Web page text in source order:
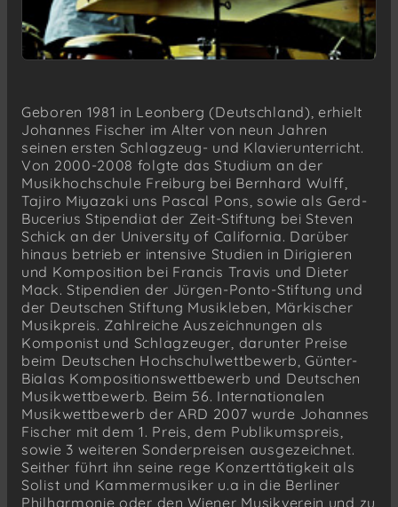
Geboren 1981 in Leonberg (Deutschland), erhielt
Johannes Fischer im Alter von neun Jahren
seinen ersten Schlagzeug- und Klavierunterricht.
Von 2000-2008 folgte das Studium an der
Musikhochschule Freiburg bei Bernhard Wulff,
Tajiro Miyazaki uns Pascal Pons, sowie als Gerd-
Bucerius Stipendiat der Zeit-Stiftung bei Steven
Schick an der University of California. Darüber
hinaus betrieb er intensive Studien in Dirigieren
und Komposition bei Francis Travis und Dieter
Mack. Stipendien der Jürgen-Ponto-Stiftung und
der Deutschen Stiftung Musikleben, Märkischer
Musikpreis. Zahlreiche Auszeichnungen als
Komponist und Schlagzeuger, darunter Preise
beim Deutschen Hochschulwettbewerb, Günter-
Bialas Kompositionswettbewerb und Deutschen
Musikwettbewerb. Beim 56. Internationalen
Musikwettbewerb der ARD 2007 wurde Johannes
Fischer mit dem 1. Preis, dem Publikumspreis,
sowie 3 weiteren Sonderpreisen ausgezeichnet.
Seither führt ihn seine rege Konzerttätigkeit als
Solist und Kammermusiker u.a in die Berliner
Philharmonie oder den Wiener Musikverein und zu